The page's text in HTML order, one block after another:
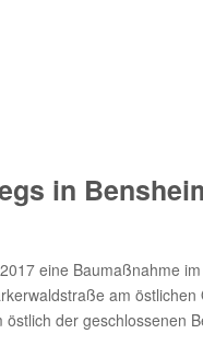
in
eine Baumaßnahme
am
der geschlossenen